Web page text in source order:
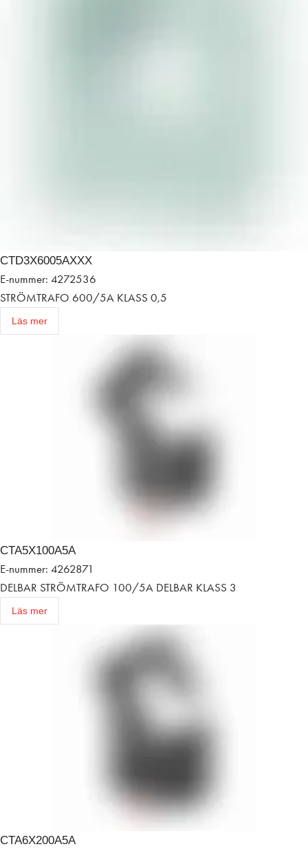
CTD3X6005AXXX
E-nummer: 4272536
STRÖMTRAFO 600/5A KLASS 0,5
Läs mer
CTA5X100A5A
E-nummer: 4262871
DELBAR STRÖMTRAFO 100/5A DELBAR KLASS 3
Läs mer
CTA6X200A5A